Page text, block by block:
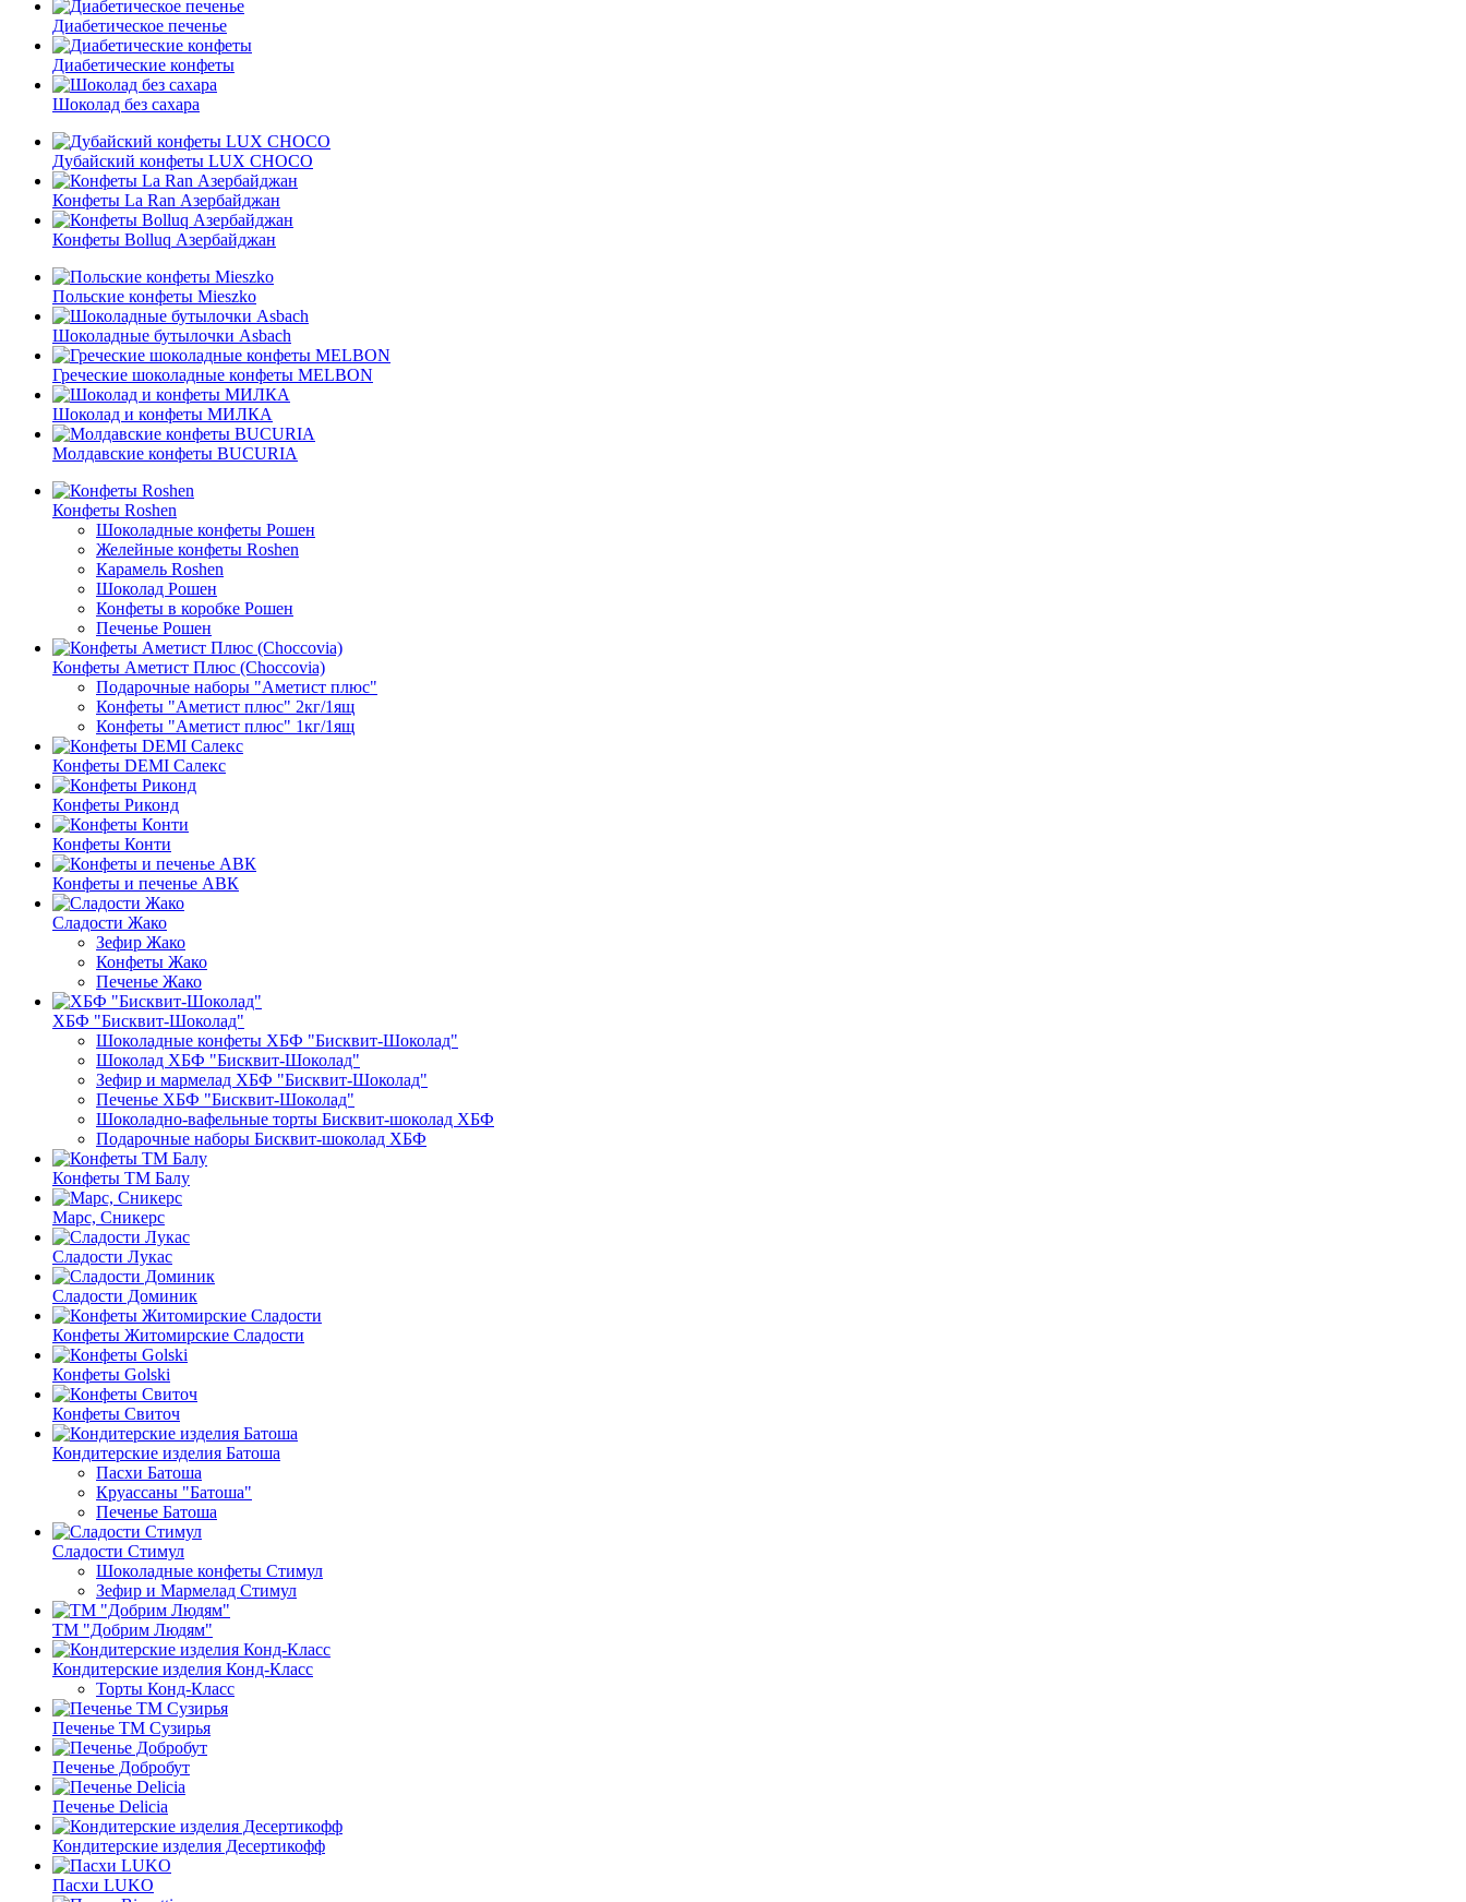
Диабетическое печенье
Диабетические конфеты
Шоколад без сахара
Дубайский конфеты LUX CHOCO
Конфеты La Ran Азербайджан
Конфеты Bolluq Азербайджан
Польские конфеты Mieszko
Шоколадные бутылочки Asbach
Греческие шоколадные конфеты MELBON
Шоколад и конфеты МИЛКА
Молдавские конфеты BUCURIA
Конфеты Roshen
Шоколадные конфеты Рошен
Желейные конфеты Roshen
Карамель Roshen
Шоколад Рошен
Конфеты в коробке Рошен
Печенье Рошен
Конфеты Аметист Плюс (Choccovia)
Подарочные наборы "Аметист плюс"
Конфеты "Аметист плюс" 2кг/1ящ
Конфеты "Аметист плюс" 1кг/1ящ
Конфеты DEMI Салекс
Конфеты Риконд
Конфеты Конти
Конфеты и печенье АВК
Сладости Жако
Зефир Жако
Конфеты Жако
Печенье Жако
ХБФ "Бисквит-Шоколад"
Шоколадные конфеты ХБФ "Бисквит-Шоколад"
Шоколад ХБФ "Бисквит-Шоколад"
Зефир и мармелад ХБФ "Бисквит-Шоколад"
Печенье ХБФ "Бисквит-Шоколад"
Шоколадно-вафельные торты Бисквит-шоколад ХБФ
Подарочные наборы Бисквит-шоколад ХБФ
Конфеты ТМ Балу
Марс, Сникерс
Сладости Лукас
Сладости Доминик
Конфеты Житомирские Сладости
Конфеты Golski
Конфеты Свиточ
Кондитерские изделия Батоша
Пасхи Батоша
Круассаны "Батоша"
Печенье Батоша
Сладости Стимул
Шоколадные конфеты Стимул
Зефир и Мармелад Стимул
ТМ "Добрим Людям"
Кондитерские изделия Конд-Класс
Торты Конд-Класс
Печенье ТМ Сузирья
Печенье Добробут
Печенье Delicia
Кондитерские изделия Десертикофф
Пасхи LUKO